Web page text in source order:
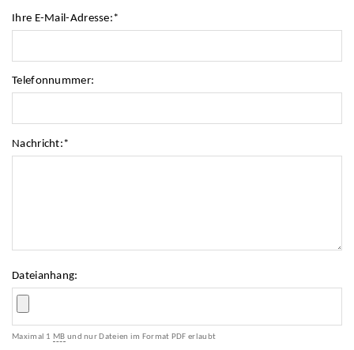
Ihre E-Mail-Adresse:*
Telefonnummer:
Nachricht:*
Dateianhang:
Maximal 1 MB und nur Dateien im Format PDF erlaubt